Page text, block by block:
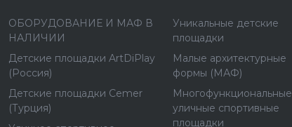
ОБОРУДОВАНИЕ И МАФ В
НАЛИЧИИ
Детские площадки ArtDiPlay
(Россия)
Детские площадки Cemer
(Турция)
Уникальные детские
площадки
Малые архитектурные
формы (МАФ)
Многофункциональные
уличные спортивные
площадки